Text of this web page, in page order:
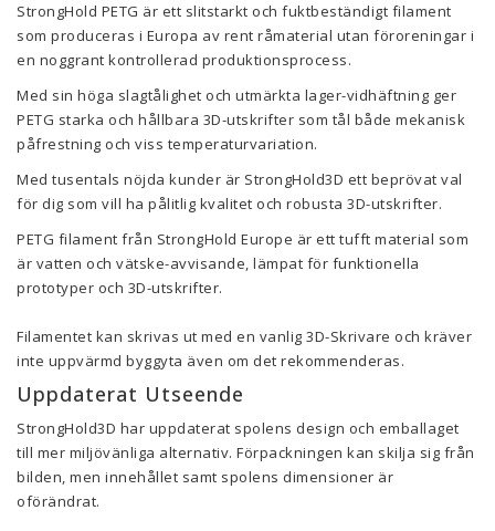
StrongHold PETG är ett slitstarkt och fuktbeständigt filament
som produceras i Europa av rent råmaterial utan föroreningar i
en noggrant kontrollerad produktionsprocess.
Med sin höga slagtålighet och utmärkta lager-vidhäftning ger
PETG starka och hållbara 3D-utskrifter som tål både mekanisk
påfrestning och viss temperaturvariation.
Med tusentals nöjda kunder är StrongHold3D ett beprövat val
för dig som vill ha pålitlig kvalitet och robusta 3D-utskrifter.
PETG filament från StrongHold Europe är ett tufft material som
är vatten och vätske-avvisande, lämpat för funktionella
prototyper och 3D-utskrifter.
Filamentet kan skrivas ut med en vanlig 3D-Skrivare och kräver
inte uppvärmd byggyta även om det rekommenderas.
Uppdaterat Utseende
StrongHold3D har uppdaterat spolens design och emballaget
till mer miljövänliga alternativ. Förpackningen kan skilja sig från
bilden, men innehållet samt spolens dimensioner är
oförändrat.